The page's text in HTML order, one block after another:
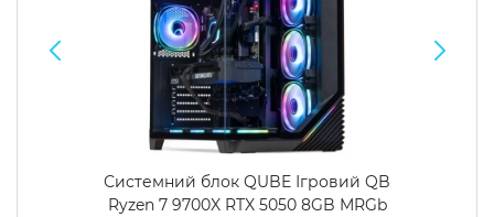
Системний блок QUBE Ігровий QB
Ryzen 7 9700X RTX 5050 8GB MRGb